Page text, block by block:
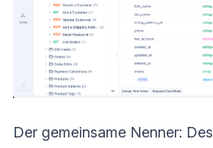
Der gemeinsame Nenner: